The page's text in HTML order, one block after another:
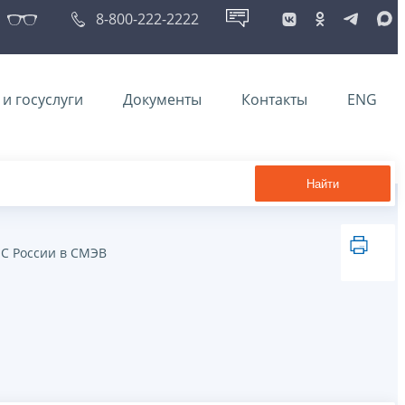
8-800-222-2222
госуслуги Документы Контакты ENG
Найти
России в СМЭВ